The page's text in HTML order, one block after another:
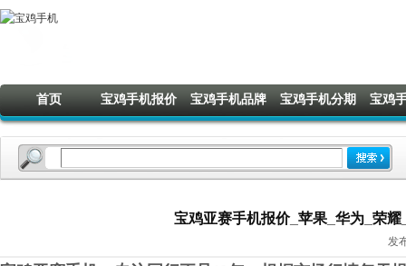
首页 宝鸡手机报价 宝鸡手机品牌 宝鸡手机分期 宝鸡
宝鸡亚赛手机报价_苹果_华为_荣
发